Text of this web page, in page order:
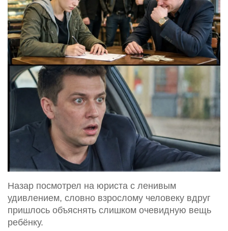
Назар посмотрел на юриста с ленивым
удивлением, словно взрослому человеку вдруг
пришлось объяснять слишком очевидную вещь
ребёнку.